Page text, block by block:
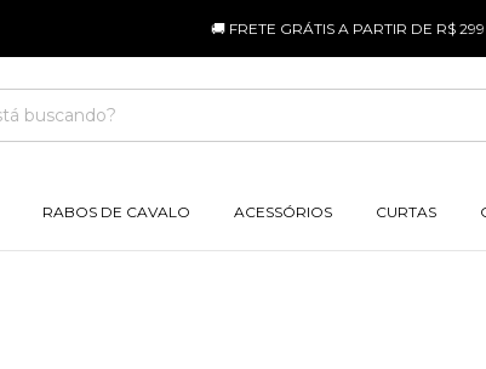
🚚 FRETE GRÁTIS A PARTIR DE R$ 299
RABOS DE CAVALO ACESSÓRIOS CURTAS